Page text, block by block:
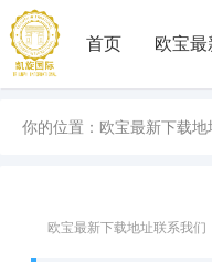
首页 欧宝
你的位置： 欧宝最新下载地
欧宝最新下载地址联系我们